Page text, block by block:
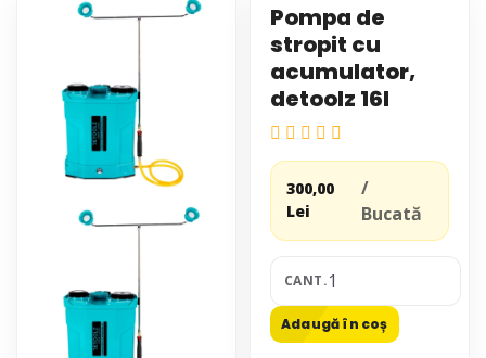
Pompa de
stropit cu
acumulator,
detoolz 16l
300,00
Lei
/
Bucată
CANT.
Adaugă în coș